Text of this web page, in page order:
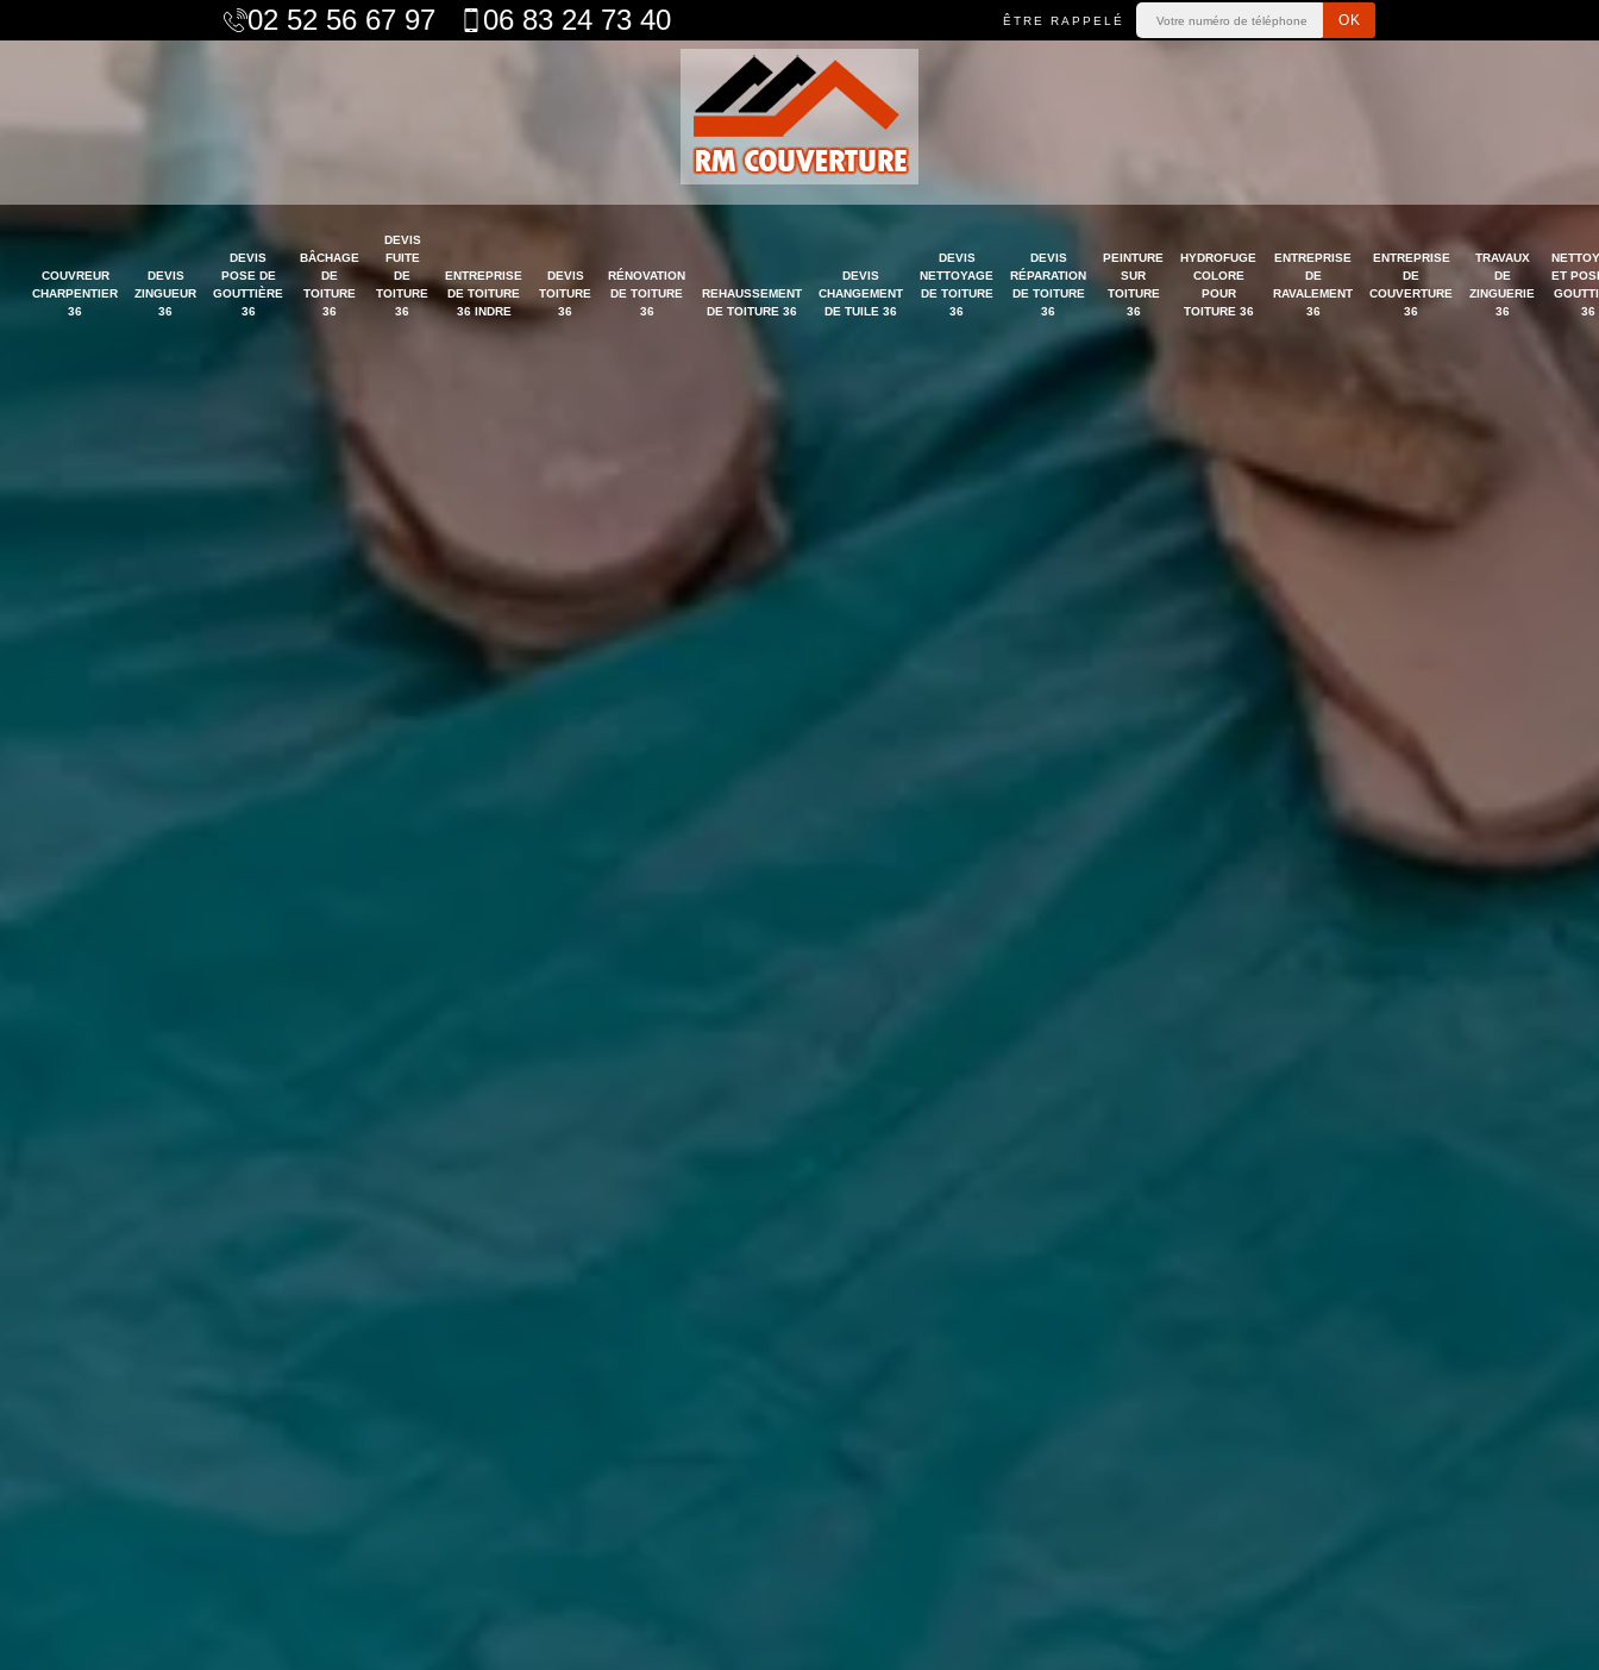
02 52 56 67 97 06 83 24 73 40 ÊTRE RAPPELÉ
COUVREUR
CHARPENTIER
36
DEVIS
ZINGUEUR
36
DEVIS
POSE DE
GOUTTIÈRE
36
BÂCHAGE
DE
TOITURE
36
DEVIS
FUITE
DE
TOITURE
36
ENTREPRISE
DE TOITURE
36 INDRE
DEVIS
TOITURE
36
RÉNOVATION
DE TOITURE
36
REHAUSSEMENT
DE TOITURE 36
DEVIS
CHANGEMENT
DE TUILE 36
DEVIS
NETTOYAGE
DE TOITURE
36
DEVIS
RÉPARATION
DE TOITURE
36
PEINTURE
SUR
TOITURE
36
HYDROFUGE
COLORE
POUR
TOITURE 36
ENTREPRISE
DE
RAVALEMENT
36
ENTREPRISE
DE
COUVERTURE
36
TRAVAUX
DE
ZINGUERIE
36
ET
36